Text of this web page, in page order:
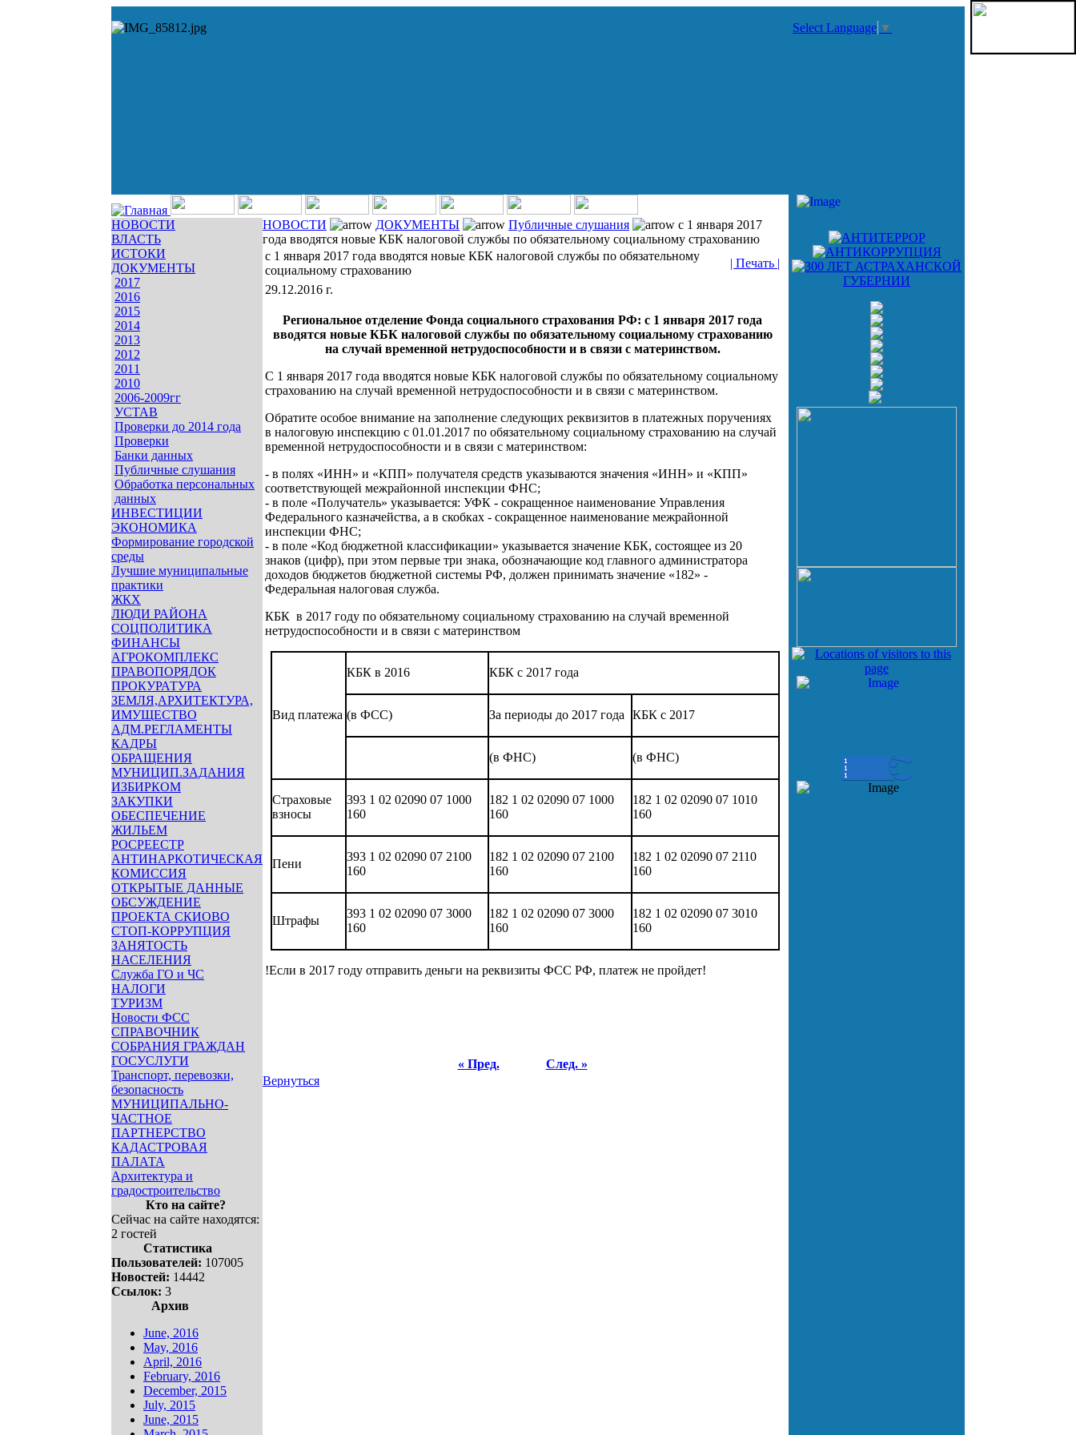
Select Language ▼
НОВОСТИ
ВЛАСТЬ
ИСТОКИ
ДОКУМЕНТЫ
2017
2016
2015
2014
2013
2012
2011
2010
2006-2009гг
УСТАВ
Проверки до 2014 года
Проверки
Банки данных
Публичные слушания
Обработка персональных
данных
ИНВЕСТИЦИИ
ЭКОНОМИКА
Формирование городской
среды
Лучшие муниципальные
практики
ЖКХ
ЛЮДИ РАЙОНА
СОЦПОЛИТИКА
ФИНАНСЫ
АГРОКОМПЛЕКС
ПРАВОПОРЯДОК
ПРОКУРАТУРА
ЗЕМЛЯ,АРХИТЕКТУРА,
ИМУЩЕСТВО
АДМ.РЕГЛАМЕНТЫ
КАДРЫ
ОБРАЩЕНИЯ
МУНИЦИП.ЗАДАНИЯ
ИЗБИРКОМ
ЗАКУПКИ
ОБЕСПЕЧЕНИЕ
ЖИЛЬЕМ
РОСРЕЕСТР
АНТИНАРКОТИЧЕСКАЯ
КОМИССИЯ
ОТКРЫТЫЕ ДАННЫЕ
ОБСУЖДЕНИЕ
ПРОЕКТА СКИОВО
СТОП-КОРРУПЦИЯ
ЗАНЯТОСТЬ
НАСЕЛЕНИЯ
Служба ГО и ЧС
НАЛОГИ
ТУРИЗМ
Новости ФСС
СПРАВОЧНИК
СОБРАНИЯ ГРАЖДАН
ГОСУСЛУГИ
Транспорт, перевозки,
безопасность
МУНИЦИПАЛЬНО-
ЧАСТНОЕ
ПАРТНЕРСТВО
КАДАСТРОВАЯ
ПАЛАТА
Архитектура и
градостроительство
Кто на сайте?
Сейчас на сайте находятся:
2 гостей
Статистика
Пользователей: 107005
Новостей: 14442
Ссылок: 3
Архив
June, 2016
May, 2016
April, 2016
February, 2016
December, 2015
July, 2015
June, 2015
НОВОСТИ ДОКУМЕНТЫ Публичные слушания
с 1 января 2017
года вводятся новые КБК налоговой службы по обязательному социальному страхованию
с 1 января 2017 года вводятся новые КБК налоговой службы по обязательному
социальному страхованию
| Печать |
29.12.2016 г.
Региональное отделение Фонда социального страхования РФ: с 1 января 2017 года
вводятся новые КБК налоговой службы по обязательному социальному страхованию
на случай временной нетрудоспособности и в связи с материнством.
С 1 января 2017 года вводятся новые КБК налоговой службы по обязательному социальному
страхованию на случай временной нетрудоспособности и в связи с материнством.
Обратите особое внимание на заполнение следующих реквизитов в платежных поручениях
в налоговую инспекцию с 01.01.2017 по обязательному социальному страхованию на случай
временной нетрудоспособности и в связи с материнством:
- в полях «ИНН» и «КПП» получателя средств указываются значения «ИНН» и «КПП»
соответствующей межрайонной инспекции ФНС;
- в поле «Получатель» указывается: УФК - сокращенное наименование Управления
Федерального казначейства, а в скобках - сокращенное наименование межрайонной
инспекции ФНС;
- в поле «Код бюджетной классификации» указывается значение КБК, состоящее из 20
знаков (цифр), при этом первые три знака, обозначающие код главного администратора
доходов бюджетов бюджетной системы РФ, должен принимать значение «182» -
Федеральная налоговая служба.
КБК в 2017 году по обязательному социальному страхованию на случай временной
нетрудоспособности и в связи с материнством
Вид платежа
КБК в 2016 КБК с 2017 года
(в ФСС) За периоды до 2017 года КБК с 2017
(в ФНС) (в ФНС)
Страховые
взносы
393 1 02 02090 07 1000
160
182 1 02 02090 07 1000
160
182 1 02 02090 07 1010
160
Пени
393 1 02 02090 07 2100
160
182 1 02 02090 07 2100
160
182 1 02 02090 07 2110
160
Штрафы
393 1 02 02090 07 3000
160
182 1 02 02090 07 3000
160
182 1 02 02090 07 3010
160
!Если в 2017 году отправить деньги на реквизиты ФСС РФ, платеж не пройдет!
« Пред.
След. »
Вернуться